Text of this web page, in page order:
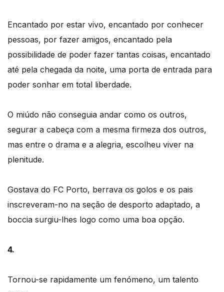
Encantado por estar vivo, encantado por conhecer
pessoas, por fazer amigos, encantado pela
possibilidade de poder fazer tantas coisas, encantado
até pela chegada da noite, uma porta de entrada para
poder sonhar em total liberdade.
O miúdo não conseguia andar como os outros,
segurar a cabeça com a mesma firmeza dos outros,
mas entre o drama e a alegria, escolheu viver na
plenitude.
Gostava do FC Porto, berrava os golos e os pais
inscreveram-no na seção de desporto adaptado, a
boccia surgiu-lhes logo como uma boa opção.
4.
Tornou-se rapidamente um fenómeno, um talento